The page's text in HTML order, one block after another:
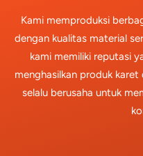
Kami memproduksi
dengan kualitas material
kami memiliki reputasi
menghasilkan produk
selalu berusaha untuk